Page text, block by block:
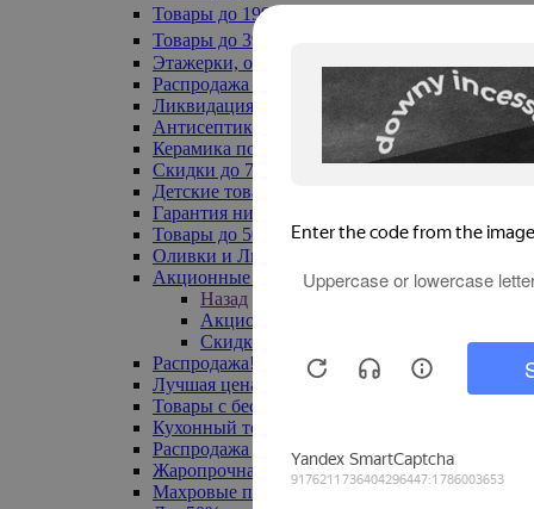
Товары до 199₽
Товары до 399₽
Этажерки, обувницы
Распродажа текстиля до -50%
Ликвидация до -70%
Антисептики
Керамика по 129 руб
Скидки до 70%
Детские товары
Гарантия низкой цены
Товары до 500 руб
Оливки и Лимоны
Акционные товары
Назад
Акционные товары
Скидка 20% по промокоду
Распродажа! Ульяновск до -70%
Лучшая цена
Товары с бесплатной доставкой
Кухонный текстиль
Распродажа до -50%
Жаропрочная посуда
Махровые полотенца